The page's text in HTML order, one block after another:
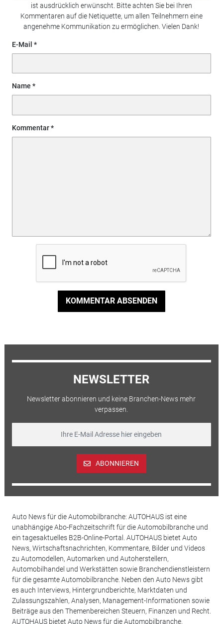
ist ausdrücklich erwünscht. Bitte achten Sie bei Ihren
Kommentaren auf die Netiquette, um allen Teilnehmern eine
angenehme Kommunikation zu ermöglichen. Vielen Dank!
E-Mail
Name
Kommentar
KOMMENTAR ABSENDEN
NEWSLETTER
Newsletter abonnieren und keine Branchen-News mehr
verpassen.
ABONNIEREN
Auto News für die Automobilbranche: AUTOHAUS ist eine
unabhängige Abo-Fachzeitschrift für die Automobilbranche und
ein tagesaktuelles B2B-Online-Portal. AUTOHAUS bietet Auto
News, Wirtschaftsnachrichten, Kommentare, Bilder und Videos
zu Automodellen, Automarken und Autoherstellern,
Automobilhandel und Werkstätten sowie Branchendienstleistern
für die gesamte Automobilbranche. Neben den Auto News gibt
es auch Interviews, Hintergrundberichte, Marktdaten und
Zulassungszahlen, Analysen, Management-Informationen sowie
Beiträge aus den Themenbereichen Steuern, Finanzen und Recht.
AUTOHAUS bietet Auto News für die Automobilbranche.